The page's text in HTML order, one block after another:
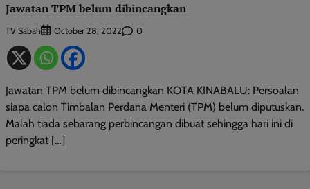
Jawatan TPM belum dibincangkan
TV Sabah October 28, 2022 0
Jawatan TPM belum dibincangkan KOTA KINABALU: Persoalan
siapa calon Timbalan Perdana Menteri (TPM) belum diputuskan.
Malah tiada sebarang perbincangan dibuat sehingga hari ini di
peringkat […]